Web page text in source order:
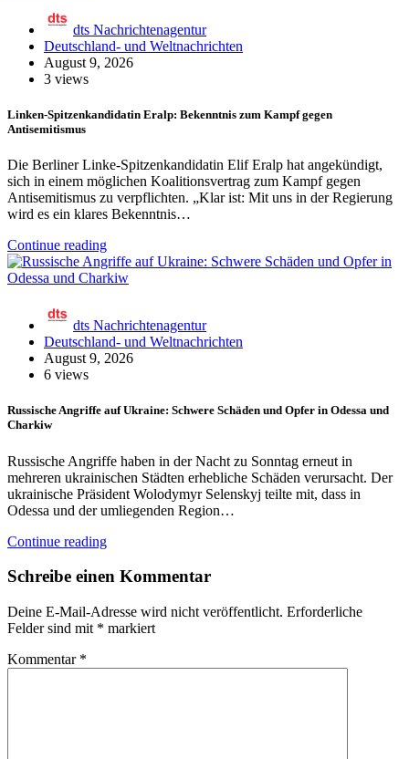
dts Nachrichtenagentur
Deutschland- und Weltnachrichten
August 9, 2026
3 views
Linken-Spitzenkandidatin Eralp: Bekenntnis zum Kampf gegen
Antisemitismus
Die Berliner Linke-Spitzenkandidatin Elif Eralp hat angekündigt,
sich in einem möglichen Koalitionsvertrag zum Kampf gegen
Antisemitismus zu verpflichten. „Klar ist: Mit uns in der Regierung
wird es ein klares Bekenntnis…
Continue reading
dts Nachrichtenagentur
Deutschland- und Weltnachrichten
August 9, 2026
6 views
Russische Angriffe auf Ukraine: Schwere Schäden und Opfer in Odessa und
Charkiw
Russische Angriffe haben in der Nacht zu Sonntag erneut in
mehreren ukrainischen Städten erhebliche Schäden verursacht. Der
ukrainische Präsident Wolodymyr Selenskyj teilte mit, dass in
Odessa und der umliegenden Region…
Continue reading
Schreibe einen Kommentar
Deine E-Mail-Adresse wird nicht veröffentlicht. Erforderliche
Felder sind mit * markiert
Kommentar *